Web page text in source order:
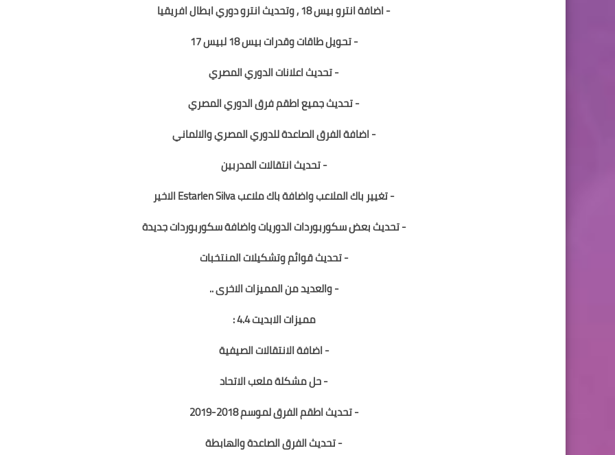
- اضافة انترو بيس 18 , وتحديث انترو دوري ابطال افريقيا
- تحويل طاقات وقدرات بيس 18 لبيس 17
- تحديث اعلانات الدوري المصري
- تحديث جميع اطقم فرق الدوري المصري
- اضافة الفرق الصاعدة للدوري المصري والالماني
- تحديث انتقالات المدربين
- تغيير باك الملاعب واضافة باك ملاعب Estarlen Silva الاخير
- تحديث بعض سكوربوردات الدوريات واضافة سكوربوردات جديدة
- تحديث قوائم وتشكيلات المنتخبات
- والعديد من المميزات الاخرى ..
مميزات الابديت 4.4 :
- اضافة الانتقالات الصيفية
- حل مشكلة ملعب الاتحاد
- تحديث اطقم الفرق لموسم 2018-2019
- تحديث الفرق الصاعدة والهابطة